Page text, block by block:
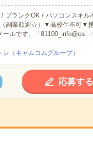
ブランクOK / パソコンスキル
副業歓迎☆）▼高校生不可▼
ールです。「81100_info@ca…
（キャムコムグループ）
応募する